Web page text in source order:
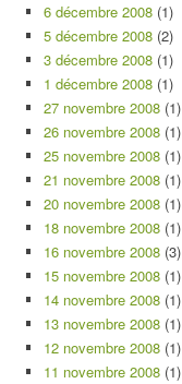
6 décembre 2008 (1)
5 décembre 2008 (2)
3 décembre 2008 (1)
1 décembre 2008 (1)
27 novembre 2008 (1)
26 novembre 2008 (1)
25 novembre 2008 (1)
21 novembre 2008 (1)
20 novembre 2008 (1)
18 novembre 2008 (1)
16 novembre 2008 (3)
15 novembre 2008 (1)
14 novembre 2008 (1)
13 novembre 2008 (1)
12 novembre 2008 (1)
11 novembre 2008 (1)